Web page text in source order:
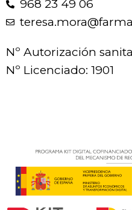
968 23 49 06
Nº Autorización
Nº Licenciado: 1901